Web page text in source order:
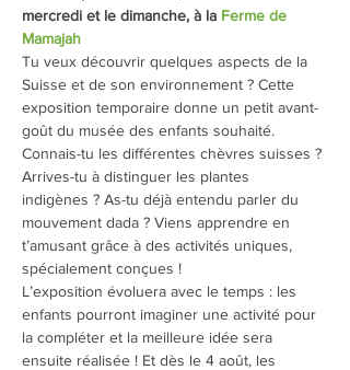
mercredi et le dimanche, à la Ferme de
Mamajah
Tu veux découvrir quelques aspects de la
Suisse et de son environnement ? Cette
exposition temporaire donne un petit avant-
goût du musée des enfants souhaité.
Connais-tu les différentes chèvres suisses ?
Arrives-tu à distinguer les plantes
indigènes ? As-tu déjà entendu parler du
mouvement dada ? Viens apprendre en
t’amusant grâce à des activités uniques,
spécialement conçues !
L’exposition évoluera avec le temps : les
enfants pourront imaginer une activité pour
la compléter et la meilleure idée sera
ensuite réalisée ! Et dès le 4 août, les